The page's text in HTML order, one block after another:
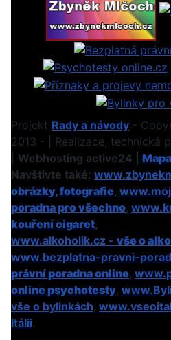
Projekt Rady a návody -
2013 - | Realizace, technická
Webhosting active24 |
Navštivte také:
obrázky, fotografie,
poradna pro všechno,
kouření cigaret,
www.alkoholik.cz - vše o
www.bezplatna-pravni-
právní poradna online,
online psychotesty,
vše o bylinkách,
Itálii.